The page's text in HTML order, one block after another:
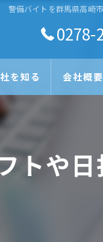
警備バイトを群馬県高崎
0278-
を知る
験
会社概要
トや